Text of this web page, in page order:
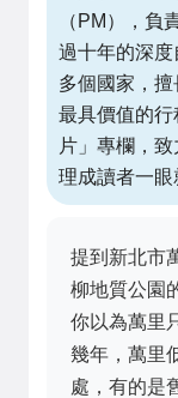
（PM），負
過十年的深
多個國家，
最具價值的
片」專欄，
理成讀者一眼
提到新北市
柳地質公園
你以為萬里
幾年，萬里
處，有的是